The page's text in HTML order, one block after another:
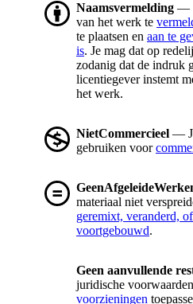
Naamsvermelding —
van het werk te
te plaatsen en aan te
is. Je mag dat op
zodanig dat de indruk
licentiegever instemt
het werk.
NietCommercieel —
gebruiken voor
materiaal niet
geremixt, veranderd,
voortgebouwd.
Geen aanvullende
juridische
voorzieningen